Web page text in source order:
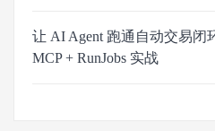
让 AI Agent 跑通自动交易闭
MCP + RunJobs 实战